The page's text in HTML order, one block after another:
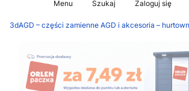
Menu Szukaj Zaloguj się
3dAGD – części zamienne AGD i akcesoria –